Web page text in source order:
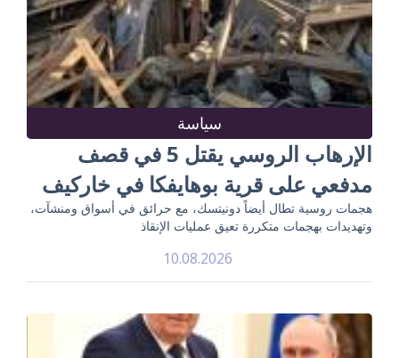
سياسة
الإرهاب الروسي يقتل 5 في قصف
مدفعي على قرية بوهايفكا في خاركيف
هجمات روسية تطال أيضاً دونيتسك، مع حرائق في أسواق ومنشآت،
وتهديدات بهجمات متكررة تعيق عمليات الإنقاذ
10.08.2026